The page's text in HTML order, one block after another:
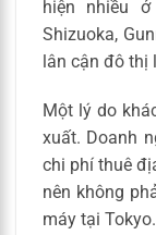
hiện nhiều
Shizuoka,
lân cận đô thị
Một lý do
xuất. Doanh
chi phí thuê
nên không
máy tại